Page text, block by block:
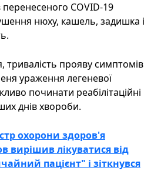
COVID-19
нюху, кашель, задишка і
тривалість прояву симптомів
ураження легеневої
починати реабілітаційні
днів хвороби.
охорони здоров'я
вирішив лікуватися від
пацієнт" і зіткнувся